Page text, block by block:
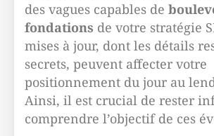
des vagues capables de
fondations de votre stratégie
mises à jour, dont les détails
secrets, peuvent affecter votre
positionnement du jour au
Ainsi, il est crucial de rester
comprendre l’objectif de ces